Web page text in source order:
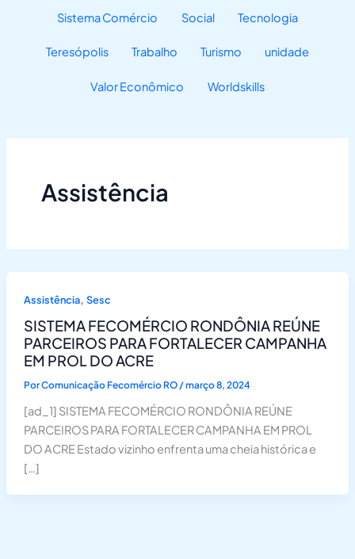
Sistema Comércio Social Tecnologia
Teresópolis Trabalho Turismo unidade
Valor Econômico Worldskills
Assistência
Assistência, Sesc
SISTEMA FECOMÉRCIO RONDÔNIA REÚNE
PARCEIROS PARA FORTALECER CAMPANHA
EM PROL DO ACRE
PorComunicação Fecomércio RO/março 8, 2024
[ad_1] SISTEMA FECOMÉRCIO RONDÔNIA REÚNE
PARCEIROS PARA FORTALECER CAMPANHA EM PROL
DO ACRE Estado vizinho enfrenta uma cheia histórica e
[…]